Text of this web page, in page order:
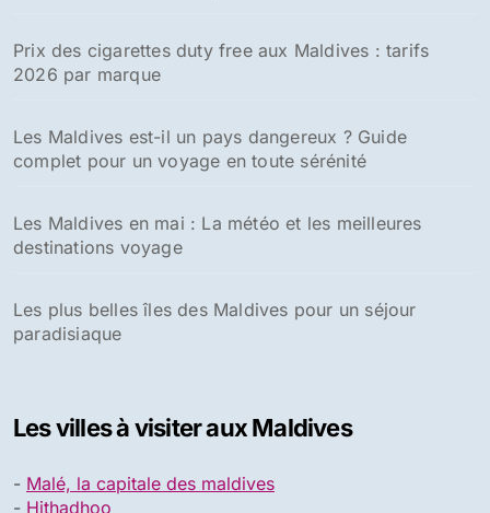
Prix des cigarettes duty free aux Maldives : tarifs
2026 par marque
Les Maldives est-il un pays dangereux ? Guide
complet pour un voyage en toute sérénité
Les Maldives en mai : La météo et les meilleures
destinations voyage
Les plus belles îles des Maldives pour un séjour
paradisiaque
Les villes à visiter aux Maldives
- Malé, la capitale des maldives
- Hithadhoo